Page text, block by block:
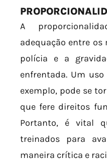
A
adequação entre os
polícia e a
enfrentada. Um
exemplo, pode se
que fere direitos
Portanto, é vital
treinados para
maneira crítica e